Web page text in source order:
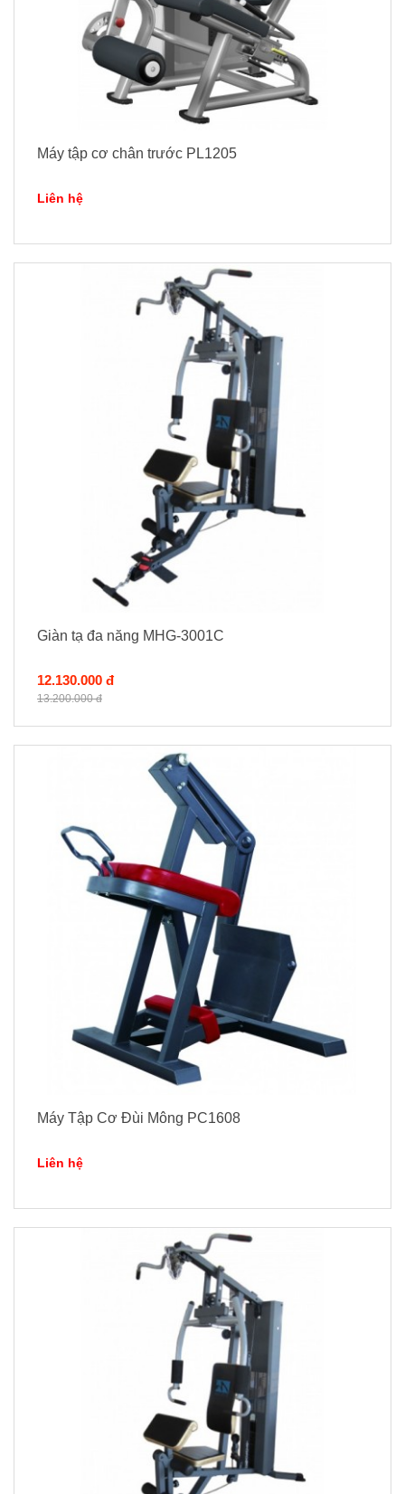
Máy tập cơ chân trước PL1205
Liên hệ
Giàn tạ đa năng MHG-3001C
12.130.000 đ
13.200.000 đ
Máy Tập Cơ Đùi Mông PC1608
Liên hệ